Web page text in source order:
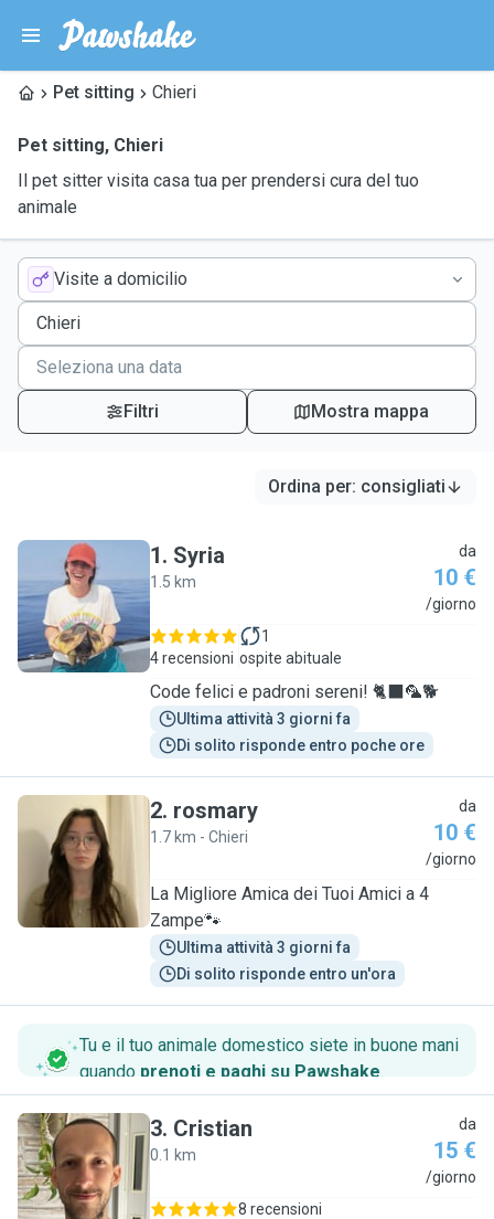
Pet sitting Chieri
Pet sitting, Chieri
Il pet sitter visita casa tua per prendersi cura del tuo
animale
Visite a domicilio
Filtri Mostra mappa
Ordina per: consigliati
S
1. Syria
1.5 km
da
10 €
/giorno
4 recensioni
1
ospite abituale
Code felici e padroni sereni! 🐈‍⬛🦜🐕
Ultima attività 3 giorni fa
Di solito risponde entro poche ore
R
2. rosmary
1.7 km - Chieri
da
10 €
/giorno
La Migliore Amica dei Tuoi Amici a 4
Zampe🐾
Ultima attività 3 giorni fa
Di solito risponde entro un'ora
Tu e il tuo animale domestico siete in buone mani
quando prenoti e paghi su Pawshake.
C
3. Cristian
0.1 km
da
15 €
/giorno
8 recensioni